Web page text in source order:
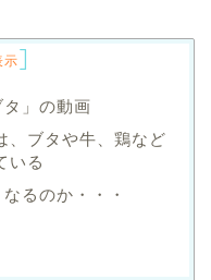
示]
タ」の動画
、ブタや牛、鶏など
いる
るのか・・・